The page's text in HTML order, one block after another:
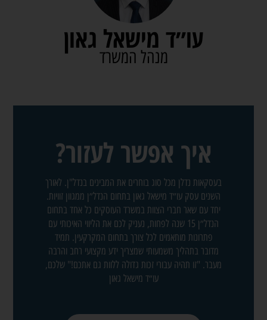
עו״ד מישאל גאון
מנהל המשרד
איך אפשר לעזור?
בעסקאות נדלן מכל סוג בוחרים את המבינים בנדל"ן. לאורך
השנים עסק עו״ד מישאל גאון בתחום הנדל״ן ממגוון זוויות.
יחד עם שאר חברי הצוות במשרד העוסקים כל אחד בתחום
הנדל״ן 15 שנה לפחות, נעניק לכם את הליווי האיכותי עם
פתרונות מותאמים לכל צורך בתחום המקרקעין. תמיד
מדובר בתהליך משמעותי שמצריך ידע מקצועי רחב והרבה
מעבר. "זו תהיה עבורי זכות גדולה ללוות גם אתכם!" שלכם,
עו״ד מישאל גאון